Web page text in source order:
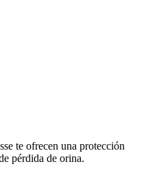
te ofrecen una protección
pérdida de orina.